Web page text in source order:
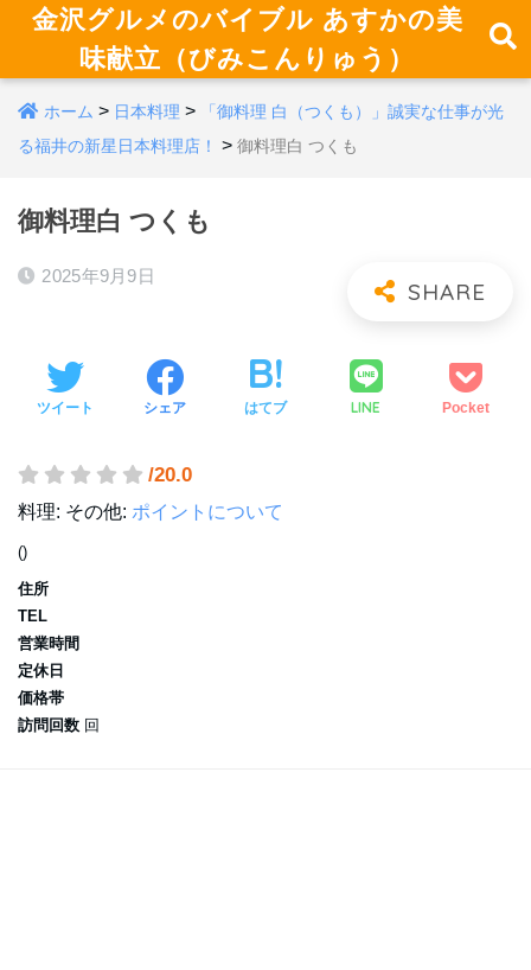
金沢グルメのバイブル あすかの美
味献立（びみこんりゅう）
ホーム > 日本料理 >
「御料理 白（つくも）」誠実な仕事が光
る福井の新星日本料理店！
> 御料理白 つくも
御料理白 つくも
2025年9月9日
ツイート シェア はてブ LINE Pocket
/20.0
料理: その他: ポイントについて
()
住所
TEL
営業時間
定休日
価格帯
訪問回数 回